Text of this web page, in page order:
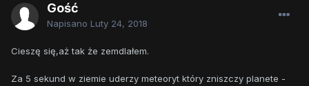
Gość
Napisano Luty 24, 2018
Cieszę się,aż tak że zemdlałem.
Za 5 sekund w ziemie uderzy meteoryt który zniszczy planete -